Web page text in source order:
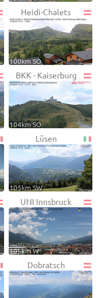
Heidi-Chalets
100km SO
BKK - Kaiserburg
104km SO
Lüsen
105km SW
UNI Innsbruck
105km W
Dobratsch